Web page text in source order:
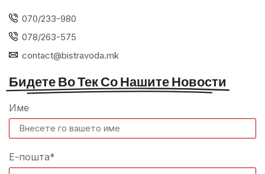
070/233-980
078/263-575
contact@bistravoda.mk
Бидете Во Тек Со Нашите Новости
Име
Е-пошта*